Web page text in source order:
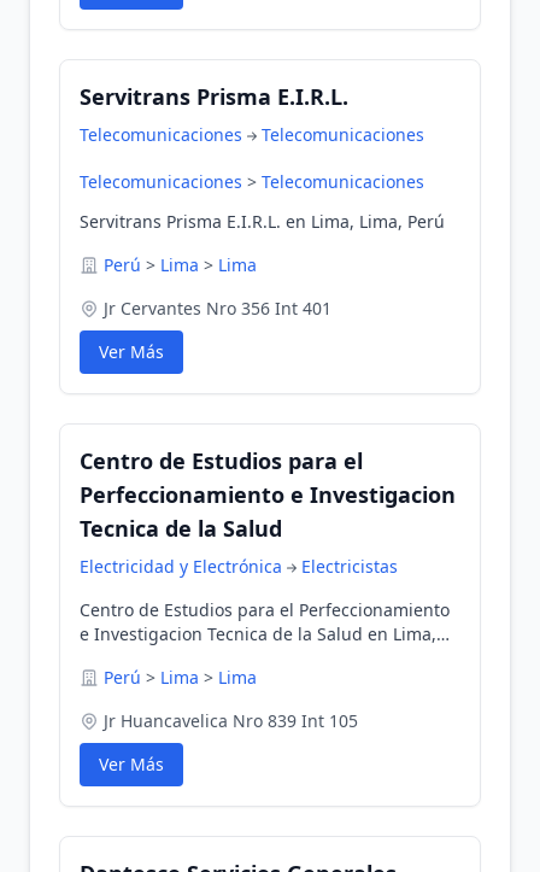
Servitrans Prisma E.I.R.L.
Telecomunicaciones Telecomunicaciones
Telecomunicaciones > Telecomunicaciones
Servitrans Prisma E.I.R.L. en Lima, Lima, Perú
Perú > Lima > Lima
Jr Cervantes Nro 356 Int 401
Ver Más
Centro de Estudios para el
Perfeccionamiento e Investigacion
Tecnica de la Salud
Electricidad y Electrónica
Electricistas
Centro de Estudios para el Perfeccionamiento
e Investigacion Tecnica de la Salud en Lima,
Perú > Lima > Lima
Jr Huancavelica Nro 839 Int 105
Ver Más